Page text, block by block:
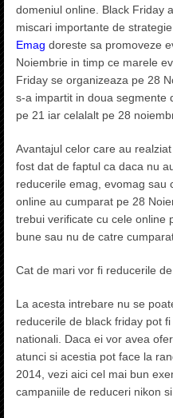
domeniul online. Black Friday
miscari importante de
Emag doreste sa promoveze
Noiembrie in timp ce marele
Friday se organizeaza pe 28
s-a impartit in doua segmente
pe 21 iar celalalt pe 28
Avantajul celor care au
fost dat de faptul ca daca nu
reducerile emag, evomag sau
online au cumparat pe 28
trebui verificate cu cele online
bune sau nu de catre
Cat de mari vor fi reducerile
La acesta intrebare nu se
reducerile de black friday pot
nationali. Daca ei vor avea
atunci si acestia pot face la
2014, vezi aici cel mai bun
campaniile de reduceri nikon si